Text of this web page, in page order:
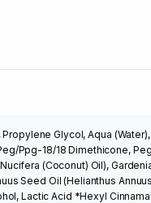
Glycol, Aqua
Ppg-18/18 Dimethicone,
(Coconut) Oil),
Seed Oil (Helianthus
Lactic Acid *Hexyl